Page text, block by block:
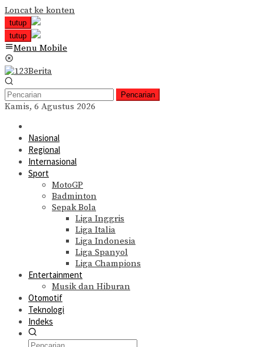
Loncat ke konten
tutup
tutup
Menu Mobile
Pencarian
Kamis, 6 Agustus 2026
Nasional
Regional
Internasional
Sport
MotoGP
Badminton
Sepak Bola
Liga Inggris
Liga Italia
Liga Indonesia
Liga Spanyol
Liga Champions
Entertainment
Musik dan Hiburan
Otomotif
Teknologi
Indeks